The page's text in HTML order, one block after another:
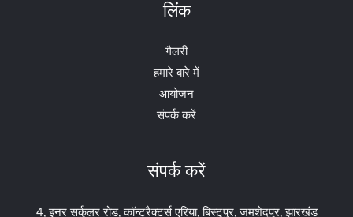
लिंक
गैलरी
हमारे बारे में
आयोजन
संपर्क करें
संपर्क करें
4, इनर सर्कुलर रोड, कॉन्ट्रैक्टर्स एरिया, बिस्टुपुर, जमशेदपुर, झारखंड